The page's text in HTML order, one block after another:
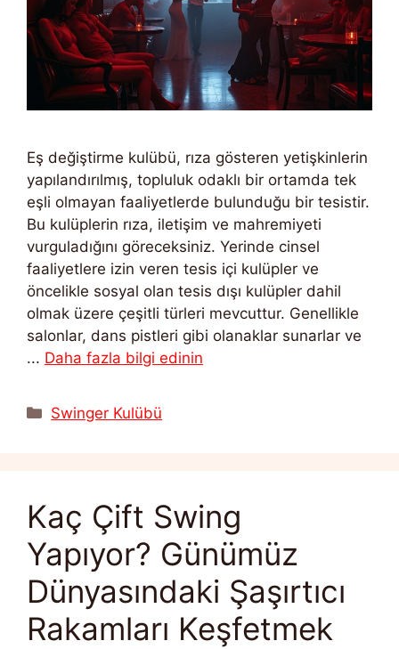
Eş değiştirme kulübü, rıza gösteren yetişkinlerin
yapılandırılmış, topluluk odaklı bir ortamda tek
eşli olmayan faaliyetlerde bulunduğu bir tesistir.
Bu kulüplerin rıza, iletişim ve mahremiyeti
vurguladığını göreceksiniz. Yerinde cinsel
faaliyetlere izin veren tesis içi kulüpler ve
öncelikle sosyal olan tesis dışı kulüpler dahil
olmak üzere çeşitli türleri mevcuttur. Genellikle
salonlar, dans pistleri gibi olanaklar sunarlar ve
... Daha fazla bilgi edinin
Kategoriler
Swinger Kulübü
Kaç Çift Swing
Yapıyor? Günümüz
Dünyasındaki Şaşırtıcı
Rakamları Keşfetmek